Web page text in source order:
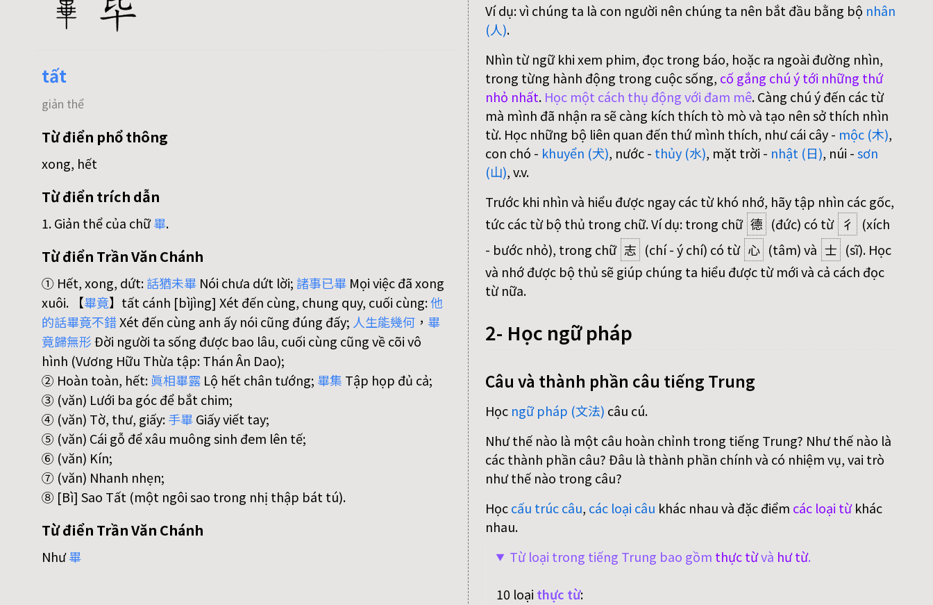
tất
giản thể
Từ điển phổ thông
xong, hết
Từ điển trích dẫn
1. Giản thể của chữ畢.
Từ điển Trần Văn Chánh
① Hết, xong, dứt:話猶未畢 Nói chưa dứt lời;諸事已畢 Mọi việc đã xong
xuôi. 【畢竟】tất cánh [bìjìng] Xét đến cùng, chung quy, cuối cùng:他
的話畢竟不錯Xét đến cùng anh ấy nói cũng đúng đấy; 人生能幾何 ， 畢
竟歸無形Đời người ta sống được bao lâu, cuối cùng cũng về cõi vô
hình (Vương Hữu Thừa tập: Thán Ân Dao);
② Hoàn toàn, hết: 眞相畢露 Lộ hết chân tướng; 畢集 Tập họp đủ cả;
③ (văn) Lưới ba góc để bắt chim;
④ (văn) Tờ, thư, giấy:手畢Giấy viết tay;
⑤ (văn) Cái gỗ để xâu muông sinh đem lên tế;
⑥ (văn) Kín;
⑦ (văn) Nhanh nhẹn;
⑧ [Bì] Sao Tất (một ngôi sao trong nhị thập bát tú).
Từ điển Trần Văn Chánh
Như畢
Ví dụ: vì chúng ta là con người nên chúng ta nên bắt đầu bằng bộ nhân
(人).
Nhìn từ ngữ khi xem phim, đọc trong báo, hoặc ra ngoài đường nhìn,
trong từng hành động trong cuộc sống, cố gắng chú ý tới những thứ
nhỏ nhất. Học một cách thụ động với đam mê. Càng chú ý đến các từ
mà mình đã nhận ra sẽ càng kích thích tò mò và tạo nên sở thích nhìn
từ. Học những bộ liên quan đến thứ mình thích, như cái cây - mộc (木),
con chó - khuyển (犬), nước - thủy (水), mặt trời - nhật (日), núi -sơn
(山), v.v.
Trước khi nhìn và hiểu được ngay các từ khó nhớ, hãy tập nhìn các gốc,
tức các từ bộ thủ trong chữ. Ví dụ: trong chữ 德 (đức) có từ 彳
(xích
- bước nhỏ), trong chữ 志 (chí - ý chí) có từ 心 (tâm) và 士 (sĩ). Học
và nhớ được bộ thủ sẽ giúp chúng ta hiểu được từ mới và cả cách đọc
từ nữa.
2- Học ngữ pháp
Câu và thành phần câu tiếng Trung
Học ngữ pháp (文法) câu cú.
Như thế nào là một câu hoàn chỉnh trong tiếng Trung? Như thế nào là
các thành phần câu? Đâu là thành phần chính và có nhiệm vụ, vai trò
như thế nào trong câu?
Họccấu trúc câu, các loại câu khác nhau và đặc điểm các loại từkhác
nhau.
Từ loại trong tiếng Trung bao gồm thực từvà hư từ.
10 loại thực từ: